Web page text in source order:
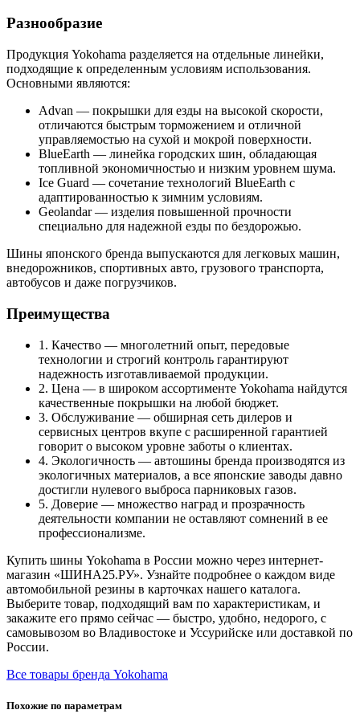
Разнообразие
Продукция Yokohama разделяется на отдельные линейки,
подходящие к определенным условиям использования.
Основными являются:
Advan — покрышки для езды на высокой скорости,
отличаются быстрым торможением и отличной
управляемостью на сухой и мокрой поверхности.
BlueEarth — линейка городских шин, обладающая
топливной экономичностью и низким уровнем шума.
Ice Guard — сочетание технологий BlueEarth с
адаптированностью к зимним условиям.
Geolandar — изделия повышенной прочности
специально для надежной езды по бездорожью.
Шины японского бренда выпускаются для легковых машин,
внедорожников, спортивных авто, грузового транспорта,
автобусов и даже погрузчиков.
Преимущества
1. Качество — многолетний опыт, передовые
технологии и строгий контроль гарантируют
надежность изготавливаемой продукции.
2. Цена — в широком ассортименте Yokohama найдутся
качественные покрышки на любой бюджет.
3. Обслуживание — обширная сеть дилеров и
сервисных центров вкупе с расширенной гарантией
говорит о высоком уровне заботы о клиентах.
4. Экологичность — автошины бренда производятся из
экологичных материалов, а все японские заводы давно
достигли нулевого выброса парниковых газов.
5. Доверие — множество наград и прозрачность
деятельности компании не оставляют сомнений в ее
профессионализме.
Купить шины Yokohama в России можно через интернет-
магазин «ШИНА25.РУ». Узнайте подробнее о каждом виде
автомобильной резины в карточках нашего каталога.
Выберите товар, подходящий вам по характеристикам, и
закажите его прямо сейчас — быстро, удобно, недорого, с
самовывозом во Владивостоке и Уссурийске или доставкой по
России.
Все товары бренда Yokohama
Похожие по параметрам